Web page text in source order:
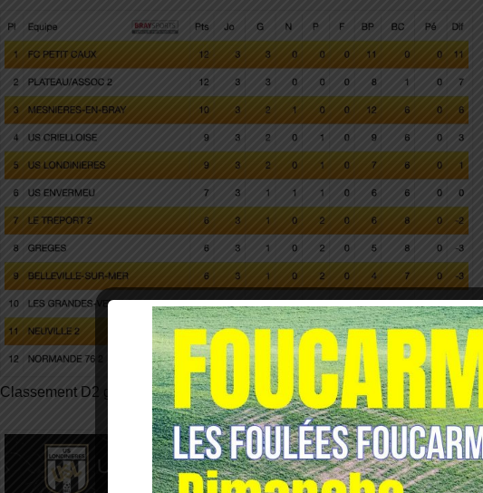
Classement D2 groupe A 27 septembre 2021